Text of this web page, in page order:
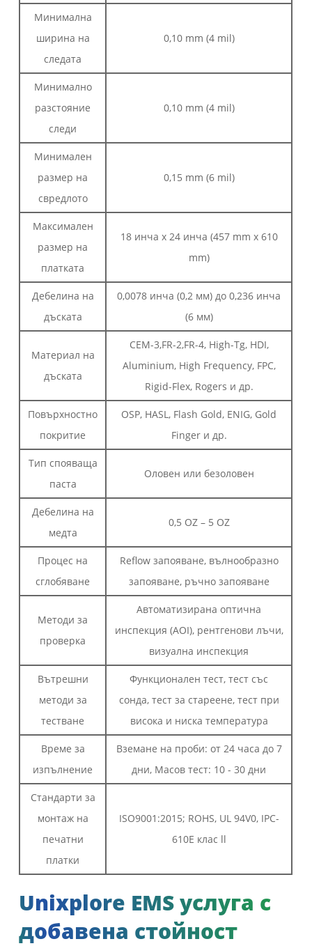
Минимална
ширина на
следата
0,10 mm (4 mil)
Минимално
разстояние
следи
0,10 mm (4 mil)
Минимален
размер на
свредлото
0,15 mm (6 mil)
Максимален
размер на
платката
18 инча x 24 инча (457 mm x 610
mm)
Дебелина на
дъската
0,0078 инча (0,2 мм) до 0,236 инча
(6 мм)
Материал на
дъската
CEM-3,FR-2,FR-4, High-Tg, HDI,
Aluminium, High Frequency, FPC,
Rigid-Flex, Rogers и др.
Повърхностно
покритие
OSP, HASL, Flash Gold, ENIG, Gold
Finger и др.
Тип спояваща
паста
Оловен или безоловен
Дебелина на
медта
0,5 OZ – 5 OZ
Процес на
сглобяване
Reflow запояване, вълнообразно
запояване, ръчно запояване
Методи за
проверка
Автоматизирана оптична
инспекция (AOI), рентгенови лъчи,
визуална инспекция
Вътрешни
методи за
тестване
Функционален тест, тест със
сонда, тест за стареене, тест при
висока и ниска температура
Време за
изпълнение
Вземане на проби: от 24 часа до 7
дни, Масов тест: 10 - 30 дни
Стандарти за
монтаж на
печатни
платки
ISO9001:2015; ROHS, UL 94V0, IPC-
610E клас ll
Unixplore EMS услуга с
добавена стойност